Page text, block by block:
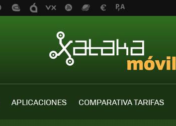
APLICACIONES COMPARATIVA TARIFAS